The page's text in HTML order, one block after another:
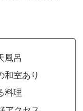
風呂
和室あり
料理